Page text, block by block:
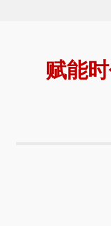
赋能